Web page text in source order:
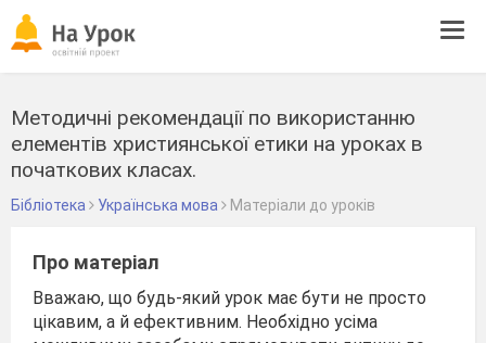
Методичні рекомендації по використанню
елементів християнської етики на уроках в
початкових класах.
Бібліотека Українська мова Матеріали до уроків
Про матеріал
Вважаю, що будь-який урок має бути не просто
цікавим, а й ефективним. Необхідно усіма